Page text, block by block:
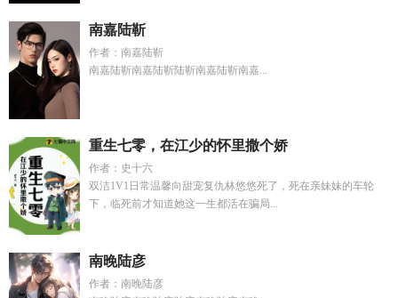
南嘉陆靳
作者：南嘉陆靳
南嘉陆靳南嘉陆靳陆靳南嘉陆靳南嘉...
重生七零，在江少的怀里撒个娇
作者：史十六
双洁1V1日常温馨向甜宠复仇林悠悠死了，死在亲妹妹的车轮
下，临死前才知道她这一生都活在骗局...
南晚陆彦
作者：南晚陆彦